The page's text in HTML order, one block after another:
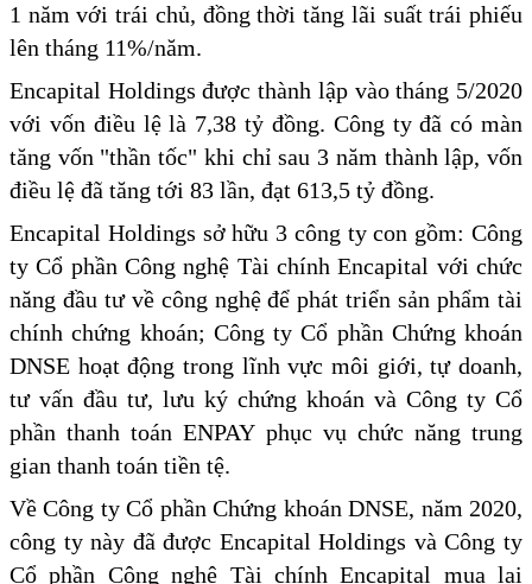
1 năm với trái chủ, đồng thời tăng lãi suất trái phiếu
lên tháng 11%/năm.
Encapital Holdings được thành lập vào tháng 5/2020
với vốn điều lệ là 7,38 tỷ đồng. Công ty đã có màn
tăng vốn "thần tốc" khi chỉ sau 3 năm thành lập, vốn
điều lệ đã tăng tới 83 lần, đạt 613,5 tỷ đồng.
Encapital Holdings sở hữu 3 công ty con gồm: Công
ty Cổ phần Công nghệ Tài chính Encapital với chức
năng đầu tư về công nghệ để phát triển sản phẩm tài
chính chứng khoán; Công ty Cổ phần Chứng khoán
DNSE hoạt động trong lĩnh vực môi giới, tự doanh,
tư vấn đầu tư, lưu ký chứng khoán và Công ty Cổ
phần thanh toán ENPAY phục vụ chức năng trung
gian thanh toán tiền tệ.
Về Công ty Cổ phần Chứng khoán DNSE, năm 2020,
công ty này đã được Encapital Holdings và Công ty
Cổ phần Công nghệ Tài chính Encapital mua lại